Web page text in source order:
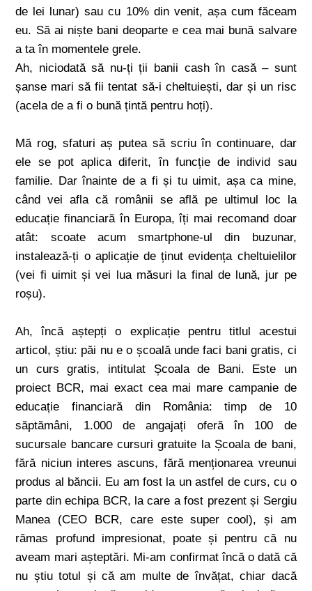
de lei lunar) sau cu 10% din venit, așa cum făceam
eu. Să ai niște bani deoparte e cea mai bună salvare
a ta în momentele grele.
Ah, niciodată să nu-ți ții banii cash în casă – sunt
șanse mari să fii tentat să-i cheltuiești, dar și un risc
(acela de a fi o bună țintă pentru hoți).
Mă rog, sfaturi aș putea să scriu în continuare, dar
ele se pot aplica diferit, în funcție de individ sau
familie. Dar înainte de a fi și tu uimit, așa ca mine,
când vei afla că românii se află pe ultimul loc la
educație financiară în Europa, îți mai recomand doar
atât: scoate acum smartphone-ul din buzunar,
instalează-ți o aplicație de ținut evidența cheltuielilor
(vei fi uimit și vei lua măsuri la final de lună, jur pe
roșu).
Ah, încă aștepți o explicație pentru titlul acestui
articol, știu: păi nu e o școală unde faci bani gratis, ci
un curs gratis, intitulat Școala de Bani. Este un
proiect BCR, mai exact cea mai mare campanie de
educație financiară din România: timp de 10
săptămâni, 1.000 de angajați oferă în 100 de
sucursale bancare cursuri gratuite la Școala de bani,
fără niciun interes ascuns, fără menționarea vreunui
produs al băncii. Eu am fost la un astfel de curs, cu o
parte din echipa BCR, la care a fost prezent și Sergiu
Manea (CEO BCR, care este super cool), și am
rămas profund impresionat, poate și pentru că nu
aveam mari așteptări. Mi-am confirmat încă o dată că
nu știu totul și că am multe de învățat, chiar dacă